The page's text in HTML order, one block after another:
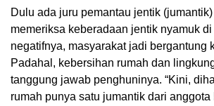
Dulu ada juru pemantau jentik
memeriksa keberadaan jentik nyamuk
negatifnya, masyarakat jadi bergantung
Padahal, kebersihan rumah dan
tanggung jawab penghuninya. “Kini,
rumah punya satu jumantik dari anggota